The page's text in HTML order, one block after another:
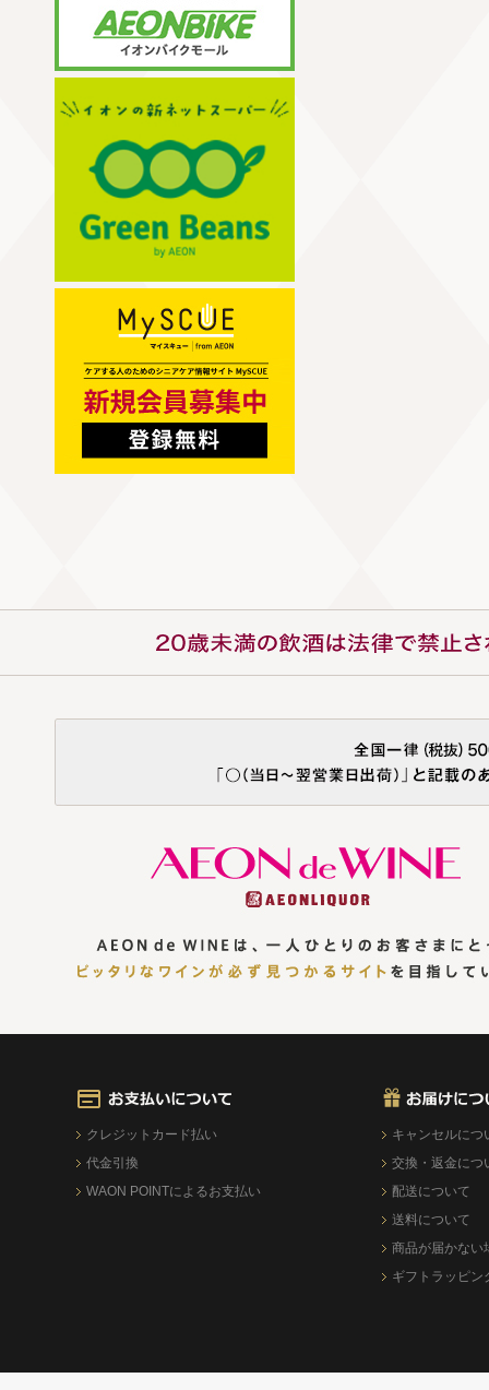
クレジットカード払い
代金引換
WAON POINTによるお支払い
キャンセルにつ
交換・返金につ
配送について
送料について
商品が届かない
ギフトラッピン